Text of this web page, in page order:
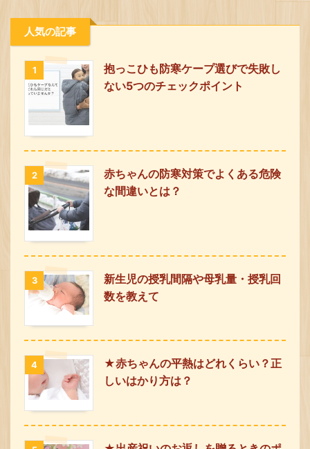
人気の記事
1
抱っこひも防寒ケープ選びで失敗し
ない5つのチェックポイント
2
赤ちゃんの防寒対策でよくある危険
な間違いとは？
3
新生児の授乳間隔や母乳量・授乳回
数を教えて
4
★赤ちゃんの平熱はどれくらい？正
しいはかり方は？